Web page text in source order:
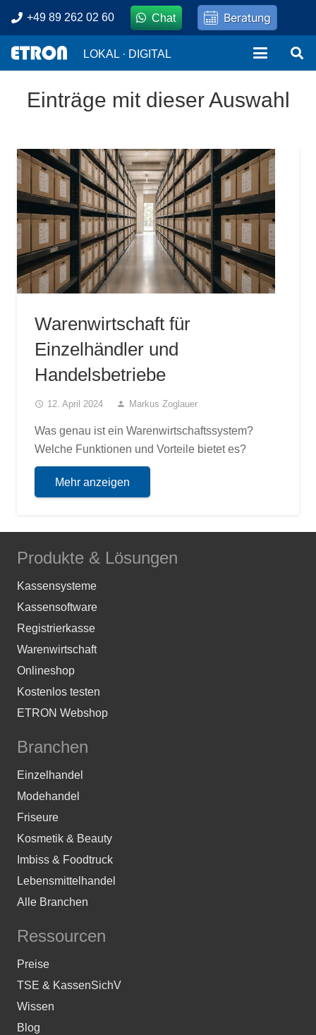
+49 89 262 02 60 Chat Beratung
LOKAL · DIGITAL
Einträge mit dieser Auswahl
Warenwirtschaft für
Einzelhändler und
Handelsbetriebe
access_time 12. April 2024 person Markus Zoglauer
Was genau ist ein Warenwirtschaftssystem?
Welche Funktionen und Vorteile bietet es?
Mehr anzeigen
Produkte & Lösungen
Kassensysteme
Kassensoftware
Registrierkasse
Warenwirtschaft
Onlineshop
Kostenlos testen
ETRON Webshop
Branchen
Einzelhandel
Modehandel
Friseure
Kosmetik & Beauty
Imbiss & Foodtruck
Lebensmittelhandel
Alle Branchen
Ressourcen
Preise
TSE & KassenSichV
Wissen
Blog